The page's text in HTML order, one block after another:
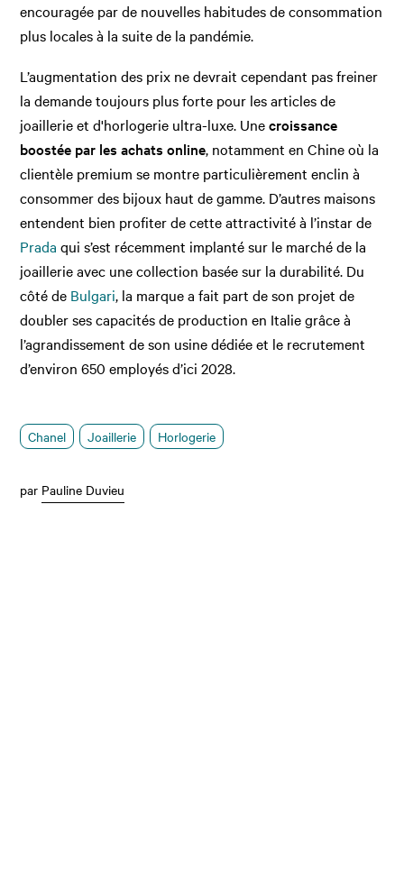
encouragée par de nouvelles habitudes de consommation
plus locales à la suite de la pandémie.
L’augmentation des prix ne devrait cependant pas freiner
la demande toujours plus forte pour les articles de
joaillerie et d'horlogerie ultra-luxe. Unecroissance
boostée par les achats online, notamment en Chine où la
clientèle premium se montre particulièrement enclin à
consommer des bijoux haut de gamme. D’autres maisons
entendent bien profiter de cette attractivité à l’instar de
Prada qui s’est récemment implanté sur le marché de la
joaillerie avec une collection basée sur la durabilité. Du
côté de Bulgari, la marque a fait part de son projet de
doubler ses capacités de production en Italie grâce à
l’agrandissement de son usine dédiée et le recrutement
d’environ 650 employés d’ici 2028.
Chanel Joaillerie Horlogerie
par Pauline Duvieu